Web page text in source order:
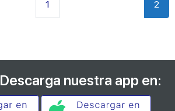
1 2
Descarga nuestra app en: